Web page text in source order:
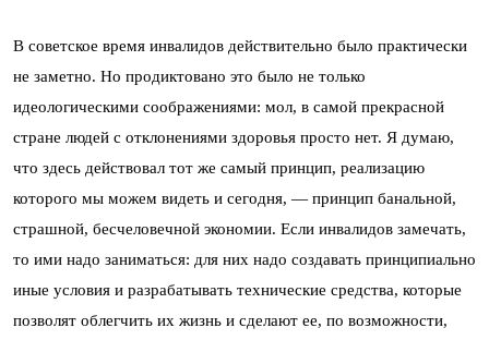
В советское время инвалидов действительно было практически
не заметно. Но продиктовано это было не только
идеологическими соображениями: мол, в самой прекрасной
стране людей с отклонениями здоровья просто нет. Я думаю,
что здесь действовал тот же самый принцип, реализацию
которого мы можем видеть и сегодня, — принцип банальной,
страшной, бесчеловечной экономии. Если инвалидов замечать,
то ими надо заниматься: для них надо создавать принципиально
иные условия и разрабатывать технические средства, которые
позволят облегчить их жизнь и сделают ее, по возможности,